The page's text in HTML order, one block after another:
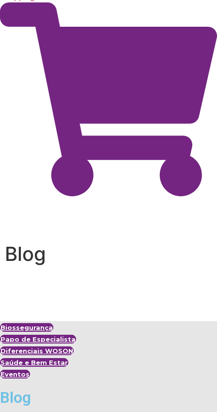
Blog
Biossegurança
Papo de Especialista
Diferenciais WOSON
Saúde e Bem Estar
Eventos
Blog